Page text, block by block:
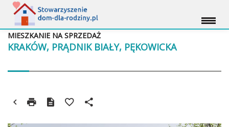
KRAKÓW, PRĄDNIK BIAŁY, PĘKOWICKA
MIESZKANIE NA SPRZEDAŻ